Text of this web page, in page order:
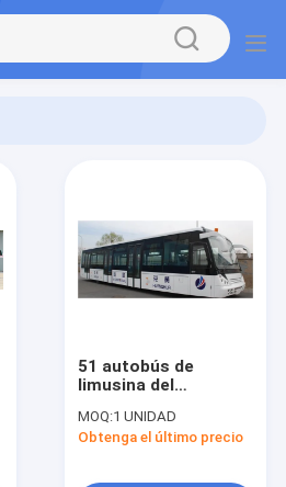
51 autobús de
limusina del
motor diesel del
movimiento del
MOQ:1 UNIDAD
Obtenga el último precio